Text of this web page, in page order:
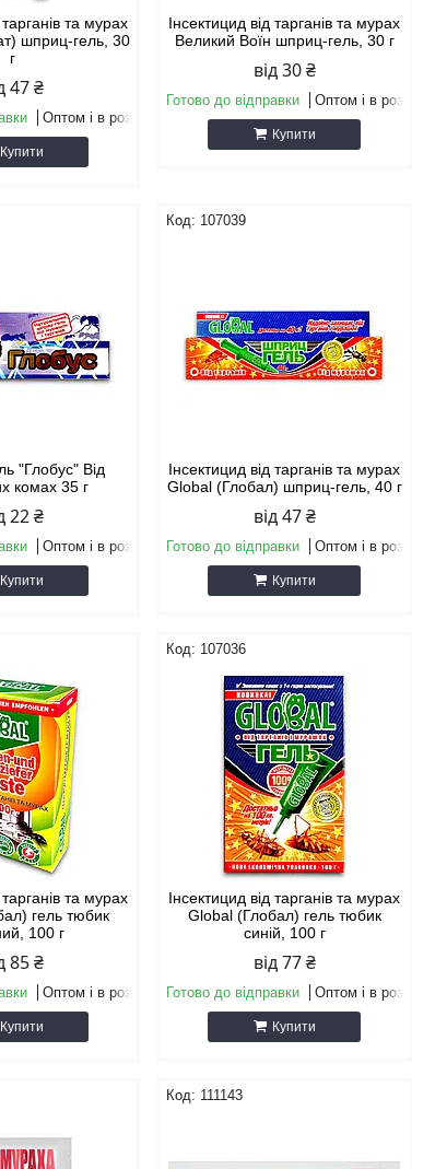
та мурах
шприц-гель, 30
г
47 ₴
Оптом і в роздріб
Купити
Інсектицид від тарганів та мурах
Великий Воїн шприц-гель, 30 г
від 30 ₴
Готово до відправки Оптом і в роздріб
Купити
"Глобус" Від
комах 35 г
22 ₴
Оптом і в роздріб
Купити
107039
Інсектицид від тарганів та мурах
Global (Глобал) шприц-гель, 40 г
від 47 ₴
Готово до відправки Оптом і в роздріб
Купити
та мурах
гель тюбик
100 г
85 ₴
Оптом і в роздріб
Купити
107036
Інсектицид від тарганів та мурах
Global (Глобал) гель тюбик
синій, 100 г
від 77 ₴
Готово до відправки Оптом і в роздріб
Купити
111143